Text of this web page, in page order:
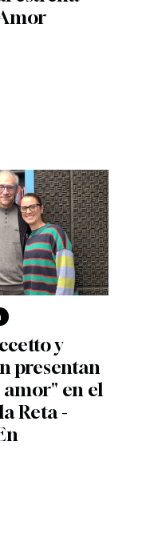
y
presentan
amor" en el
Reta -